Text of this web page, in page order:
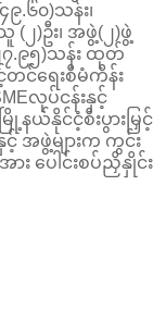
.၆၀)သန်း၊
၂)ဦး၊ အဖွဲ့(၂)ဖွဲ့
၇.၉၅)သန်း ထုတ်
င့်တင်ရေးစီမံကိန်း
လုပ်ငန်းနှင့်
နယ်နိုင်ငံ့စီးပွားမြှင့်
င့် အဖွဲ့များက ကွင်း
း ပေါင်းစပ်ညှိနှိုင်း
သိရသည်။